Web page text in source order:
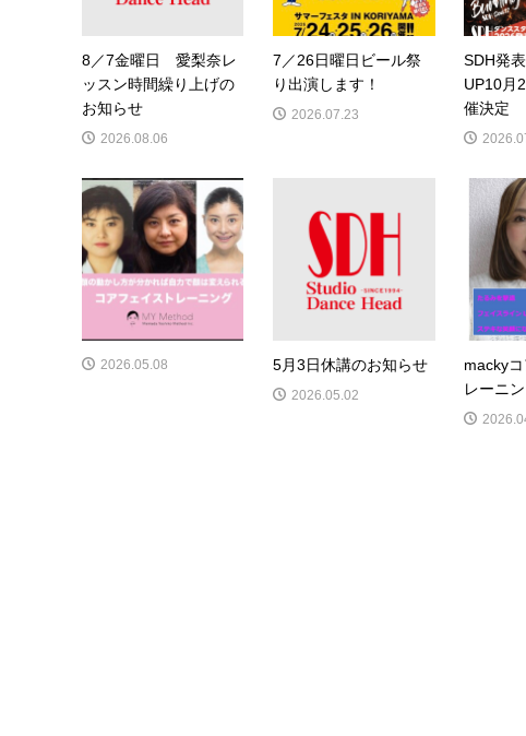
8／7金曜日 愛梨奈レ
ッスン時間繰り上げの
お知らせ
2026.08.06
7／26日曜日ビール祭
り出演します！
2026.07.23
SDH発
UP10月
催決定
2026.05.08 5月3日休講のお知らせ
2026.05.02
macky
レーニ